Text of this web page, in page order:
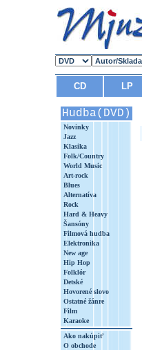
CD LP
Hudba(DVD)
Novinky
Jazz
Klasika
Folk/Country
World Music
Art-rock
Blues
Alternatíva
Rock
Hard & Heavy
Šansóny
Filmová hudba
Elektronika
New age
Hip Hop
Folklór
Detské
Hovorené slovo
Ostatné žánre
Film
Karaoke
Ako nakúpiť
O obchode